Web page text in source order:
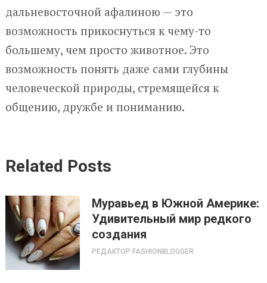
дальневосточной афалиною — это
возможность прикоснуться к чему-то
большему, чем просто животное. Это
возможность понять даже сами глубины
человеческой природы, стремящейся к
общению, дружбе и пониманию.
Related Posts
Муравьед в Южной Америке:
Удивительный мир редкого
создания
РЕДАКТОР FASHIONBLOGGER